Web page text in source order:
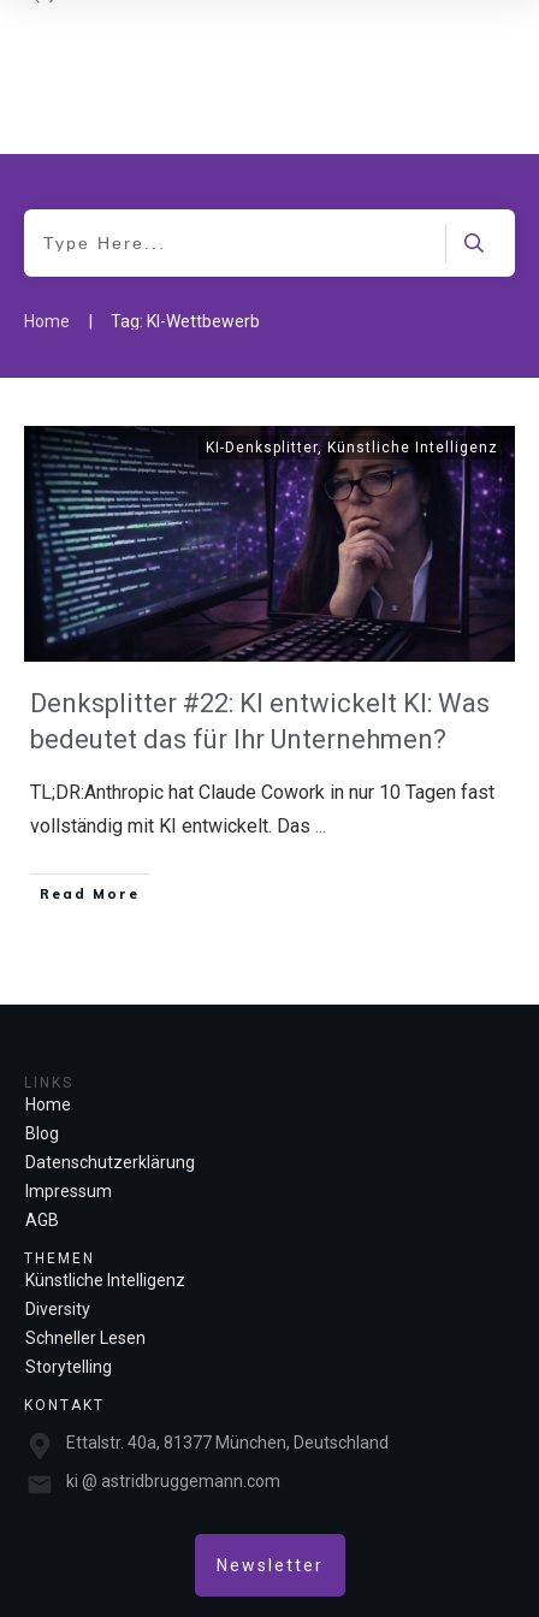
Home | Tag: KI-Wettbewerb
KI-Denksplitter, Künstliche Intelligenz
Denksplitter #22: KI entwickelt KI: Was
bedeutet das für Ihr Unternehmen?
TL;DR:Anthropic hat Claude Cowork in nur 10 Tagen fast
vollständig mit KI entwickelt. Das ...
​Read More
LINKS
Home
Blog
Datenschutzerklärung
Impressum
AGB
THEMEN
Künstliche Intelligenz
Diversity
Schneller Lesen
Storytelling
KONTAKT
Ettalstr. 40a, 81377 München, Deutschland
ki @ astridbruggemann.com
Newsletter